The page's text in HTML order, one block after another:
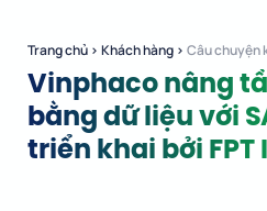
Trang chủ › Khách hàng › Câu chuyện
Vinphaco nâng
bằng dữ liệu với
triển khai bởi FPT